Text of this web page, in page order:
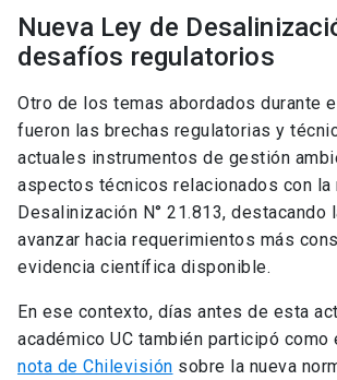
Nueva Ley de
desafíos regulatorios
Otro de los temas abordados durante
fueron las brechas regulatorias y
actuales instrumentos de gestión
aspectos técnicos relacionados con la
Desalinización N° 21.813, destacando
avanzar hacia requerimientos más
evidencia científica disponible.
En ese contexto, días antes de esta
académico UC también participó como
nota de Chilevisión sobre la nueva